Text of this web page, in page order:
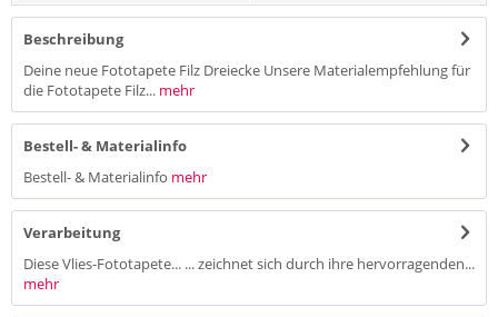
Beschreibung
Deine neue Fototapete Filz Dreiecke Unsere Materialempfehlung für
die Fototapete Filz... mehr
Bestell- & Materialinfo
Bestell- & Materialinfo mehr
Verarbeitung
Diese Vlies-Fototapete... ... zeichnet sich durch ihre hervorragenden...
mehr